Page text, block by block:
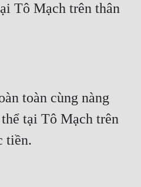
Tô Mạch trên thân
toàn cùng nàng
tại Tô Mạch trên
tiền.